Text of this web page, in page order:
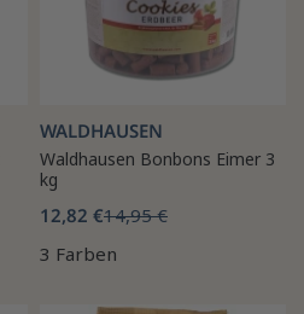
WALDHAUSEN
Waldhausen Bonbons Eimer 3
kg
12,82 €14,95 €
3 Farben